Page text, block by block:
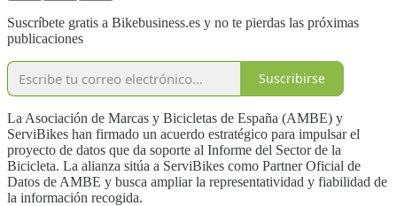
Suscríbete gratis a Bikebusiness.es y no te pierdas las próximas
publicaciones
Suscribirse
La Asociación de Marcas y Bicicletas de España (AMBE) y
ServiBikes han firmado un acuerdo estratégico para impulsar el
proyecto de datos que da soporte al Informe del Sector de la
Bicicleta. La alianza sitúa a ServiBikes como Partner Oficial de
Datos de AMBE y busca ampliar la representatividad y fiabilidad de
la información recogida.